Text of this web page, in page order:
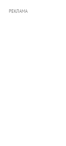
РЕКЛАМА